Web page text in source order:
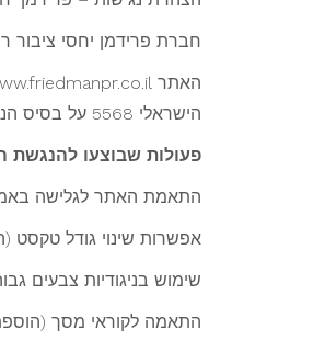
חברת פרידמן יחסי ציבור
הישראלי 5568 על בסיס הנחיות WCAG 2.1 ברמה AA.
פעולות שבוצעו להנגשת
התאמת האתר לגלישה
אפשרות שינוי גודל טקסט
שימוש בניגודיות צבעים
התאמה לקוראי מסך